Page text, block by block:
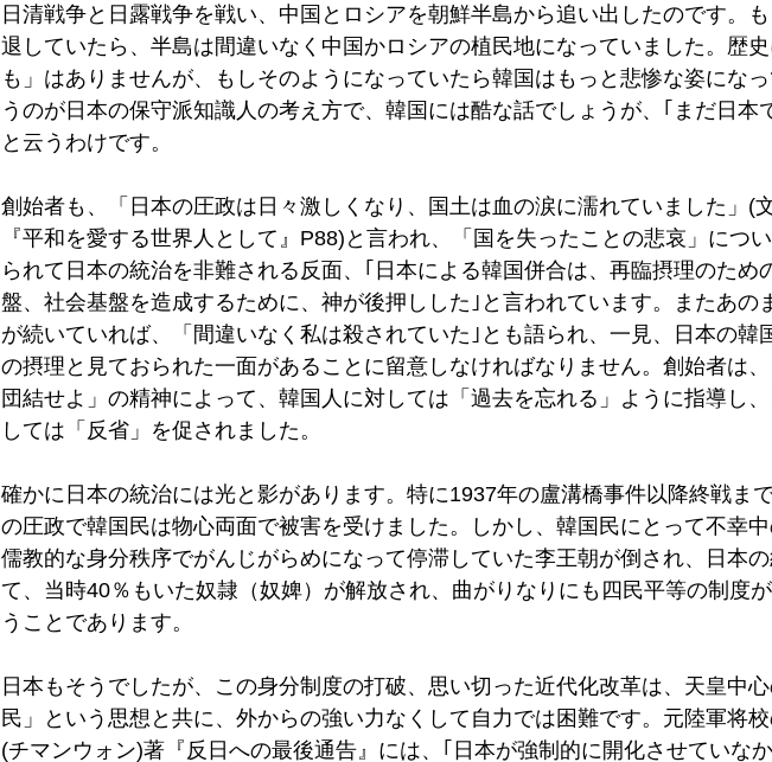
日清戦争と日露戦争を戦い、中国とロシアを朝鮮半島から追い出したのです。
退していたら、半島は間違いなく中国かロシアの植民地になっていました。歴
も」はありませんが、もしそのようになっていたら韓国はもっと悲惨な姿にな
うのが日本の保守派知識人の考え方で、韓国には酷な話でしょうが、｢まだ日本
と云うわけです。
創始者も、「日本の圧政は日々激しくなり、国土は血の涙に濡れていました」(
『平和を愛する世界人として』P88)と言われ、「国を失ったことの悲哀」につ
られて日本の統治を非難される反面、｢日本による韓国併合は、再臨摂理のため
盤、社会基盤を造成するために、神が後押しした｣と言われています。またあの
が続いていれば、「間違いなく私は殺されていた｣とも語られ、一見、日本の韓
の摂理と見ておられた一面があることに留意しなければなりません。創始者は
団結せよ」の精神によって、韓国人に対しては「過去を忘れる」ように指導し
しては「反省」を促されました。
確かに日本の統治には光と影があります。特に1937年の盧溝橋事件以降終戦ま
の圧政で韓国民は物心両面で被害を受けました。しかし、韓国民にとって不幸中
儒教的な身分秩序でがんじがらめになって停滞していた李王朝が倒され、日本
て、当時40％もいた奴隷（奴婢）が解放され、曲がりなりにも四民平等の制度
うことであります。
日本もそうでしたが、この身分制度の打破、思い切った近代化改革は、天皇中
民」という思想と共に、外からの強い力なくして自力では困難です。元陸軍将
(チマンウォン)著『反日への最後通告』には、｢日本が強制的に開化させていな